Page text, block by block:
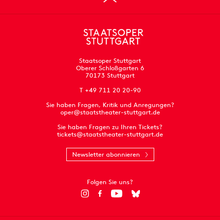
Staatsoper Stuttgart
Oberer Schloßgarten 6
70173 Stuttgart
T +49 711 20 20-90
Sie haben Fragen, Kritik und Anregungen?
oper@staatstheater-stuttgart.de
Sie haben Fragen zu Ihren Tickets?
tickets@staatstheater-stuttgart.de
Newsletter abonnieren
Folgen Sie uns?